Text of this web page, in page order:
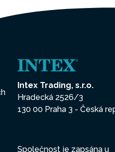
Intex Trading, s.r.o.
Hradecká 2526/3
130 00 Praha 3 - Česká
Společnost je zapsána u